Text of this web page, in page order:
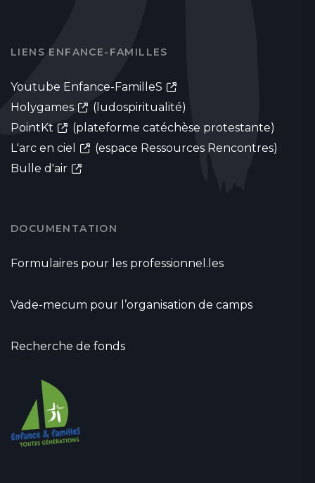
LIENS ENFANCE-FAMILLES
Youtube Enfance-FamilleS
Holygames
(ludospiritualité)
PointKt
(plateforme catéchèse protestante)
L'arc en ciel
(espace Ressources Rencontres)
Bulle d'air
DOCUMENTATION
Formulaires pour les professionnel.les
Vade-mecum pour l’organisation de camps
Recherche de fonds